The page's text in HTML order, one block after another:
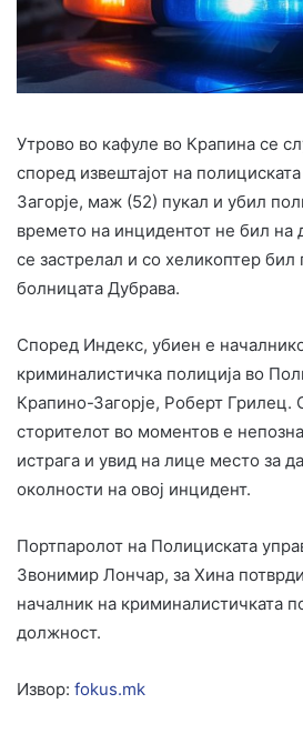
Утрово во кафуле во Крапина се
според извештајот на
Загорје, маж (52) пукал и убил
времето на инцидентот не бил на
се застрелал и со хеликоптер
болницата Дубрава.
Според Индекс, убиен е
криминалистичка полиција во
Крапино-Загорје, Роберт Грилец.
сторителот во моментов е
истрага и увид на лице место за
околности на овој инцидент.
Портпаролот на Полициската
Звонимир Лончар, за Хина
началник на криминалистичката
должност.
Извор: fokus.mk